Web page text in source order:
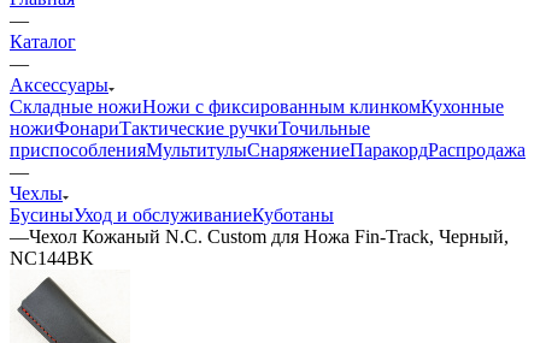
—
Каталог
—
Аксессуары
Складные ножиНожи с фиксированным клинкомКухонные
ножиФонариТактические ручкиТочильные
приспособленияМультитулыСнаряжениеПаракордРаспродажа
—
Чехлы
БусиныУход и обслуживаниеКуботаны
—Чехол Кожаный N.C. Custom для Ножа Fin-Track, Черный,
NC144BK